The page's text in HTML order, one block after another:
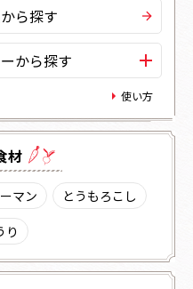
ら探す
から探す
使い方
材
マン
とうもろこし
り